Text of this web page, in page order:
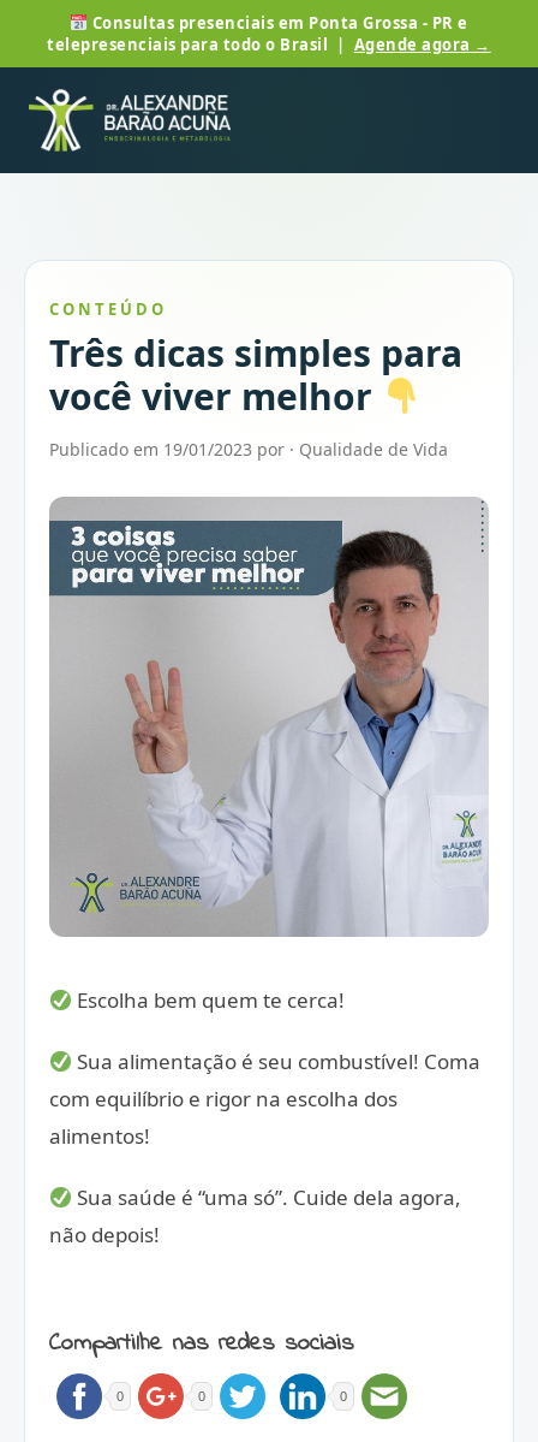
Consultas presenciais em Ponta Grossa - PR e
telepresenciais para todo o Brasil | Agende agora →
CONTEÚDO
Três dicas simples para
você viver melhor
Publicado em 19/01/2023 por · Qualidade de Vida
Escolha bem quem te cerca!
Sua alimentação é seu combustível! Coma
com equilíbrio e rigor na escolha dos
alimentos!
Sua saúde é “uma só”. Cuide dela agora,
não depois!
Compartilhe nas redes sociais
0 0 0